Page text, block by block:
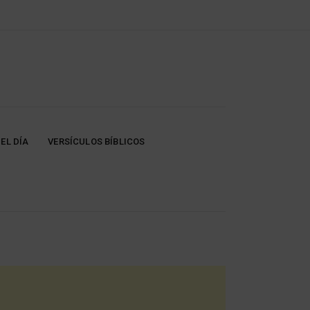
DÍA VERSÍCULOS BÍBLICOS